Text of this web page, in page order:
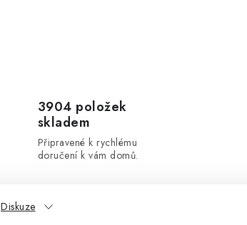
3904 položek
skladem
Připravené k rychlému
doručení k vám domů.
Diskuze